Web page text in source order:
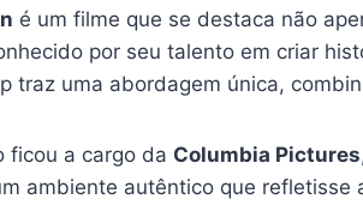
é um filme que se destaca não
por seu talento em criar
traz uma abordagem única,
ficou a cargo da Columbia Pictures
ambiente autêntico que